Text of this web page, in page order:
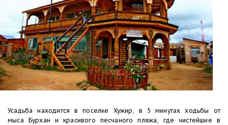
Усадьба находится в поселке Хужир, в 5 минутах ходьбы от
мыса Бурхан и красивого песчаного пляжа, где чистейшие в